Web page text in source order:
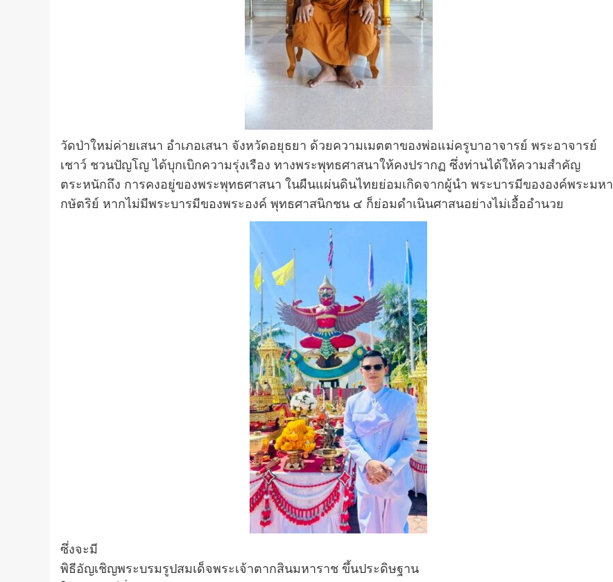
วัดป่าใหม่ค่ายเสนา อำเภอเสนา จังหวัดอยุธยา ด้วยความเมตตาของพ่อแม่ครูบาอาจารย์ พระอาจารย์
เชาว์ ชวนปัญโญ ได้บุกเบิกความรุ่งเรือง ทางพระพุทธศาสนาให้คงปรากฏ ซึ่งท่านได้ให้ความสำคัญ
ตระหนักถึง การคงอยู่ของพระพุทธศาสนา ในผืนแผ่นดินไทยย่อมเกิดจากผู้นำ พระบารมีขององค์พระมหา
กษัตริย์ หากไม่มีพระบารมีของพระองค์ พุทธศาสนิกชน ๔ ก็ย่อมดำเนินศาสนอย่างไม่เอื้ออำนวย
ซึ่งจะมี
พิธีอัญเชิญพระบรมรูปสมเด็จพระเจ้าตากสินมหาราช ขึ้นประดิษฐาน